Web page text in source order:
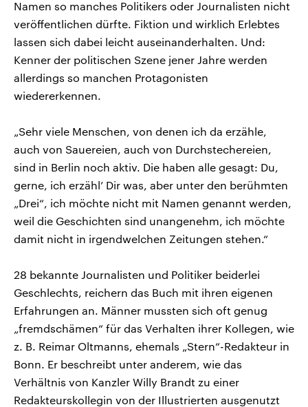
Namen so manches Politikers oder Journalisten nicht
veröffentlichen dürfte. Fiktion und wirklich Erlebtes
lassen sich dabei leicht auseinanderhalten. Und:
Kenner der politischen Szene jener Jahre werden
allerdings so manchen Protagonisten
wiedererkennen.
„Sehr viele Menschen, von denen ich da erzähle,
auch von Sauereien, auch von Durchstechereien,
sind in Berlin noch aktiv. Die haben alle gesagt: Du,
gerne, ich erzähl’ Dir was, aber unter den berühmten
„Drei“, ich möchte nicht mit Namen genannt werden,
weil die Geschichten sind unangenehm, ich möchte
damit nicht in irgendwelchen Zeitungen stehen.“
28 bekannte Journalisten und Politiker beiderlei
Geschlechts, reichern das Buch mit ihren eigenen
Erfahrungen an. Männer mussten sich oft genug
„fremdschämen“ für das Verhalten ihrer Kollegen, wie
z. B. Reimar Oltmanns, ehemals „Stern“-Redakteur in
Bonn. Er beschreibt unter anderem, wie das
Verhältnis von Kanzler Willy Brandt zu einer
Redakteurskollegin von der Illustrierten ausgenutzt